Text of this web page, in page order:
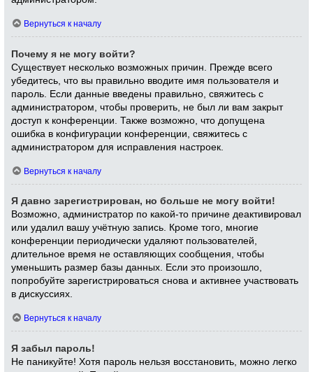
Вернуться к началу
Почему я не могу войти?
Существует несколько возможных причин. Прежде всего
убедитесь, что вы правильно вводите имя пользователя и
пароль. Если данные введены правильно, свяжитесь с
администратором, чтобы проверить, не был ли вам закрыт
доступ к конференции. Также возможно, что допущена
ошибка в конфигурации конференции, свяжитесь с
администратором для исправления настроек.
Вернуться к началу
Я давно зарегистрирован, но больше не могу войти!
Возможно, администратор по какой-то причине деактивировал
или удалил вашу учётную запись. Кроме того, многие
конференции периодически удаляют пользователей,
длительное время не оставляющих сообщения, чтобы
уменьшить размер базы данных. Если это произошло,
попробуйте зарегистрироваться снова и активнее участвовать
в дискуссиях.
Вернуться к началу
Я забыл пароль!
Не паникуйте! Хотя пароль нельзя восстановить, можно легко